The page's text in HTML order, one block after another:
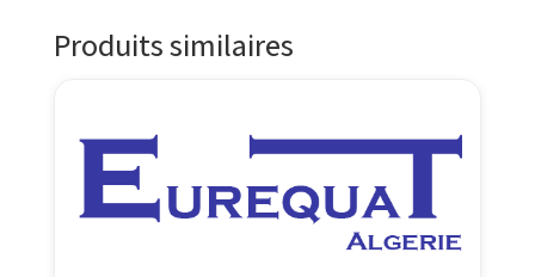
Produits similaires